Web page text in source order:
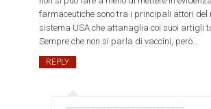
farmaceutiche sono tra i principali attori del
sistema USA che attanaglia coi suoi artigli
Sempre che non si parla di vaccini, però…
REPLY